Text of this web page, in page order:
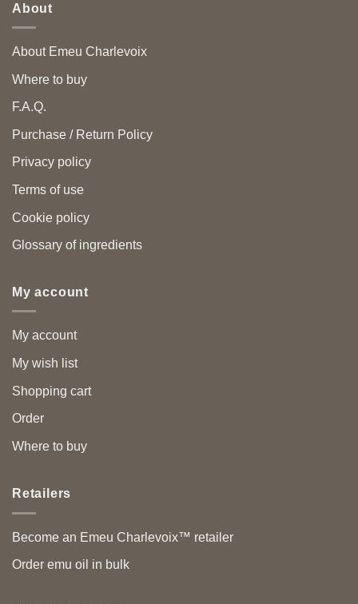
About
About Emeu Charlevoix
Where to buy
F.A.Q.
Purchase / Return Policy
Privacy policy
Terms of use
Cookie policy
Glossary of ingredients
My account
My account
My wish list
Shopping cart
Order
Where to buy
Retailers
Become an Emeu Charlevoix™ retailer
Order emu oil in bulk